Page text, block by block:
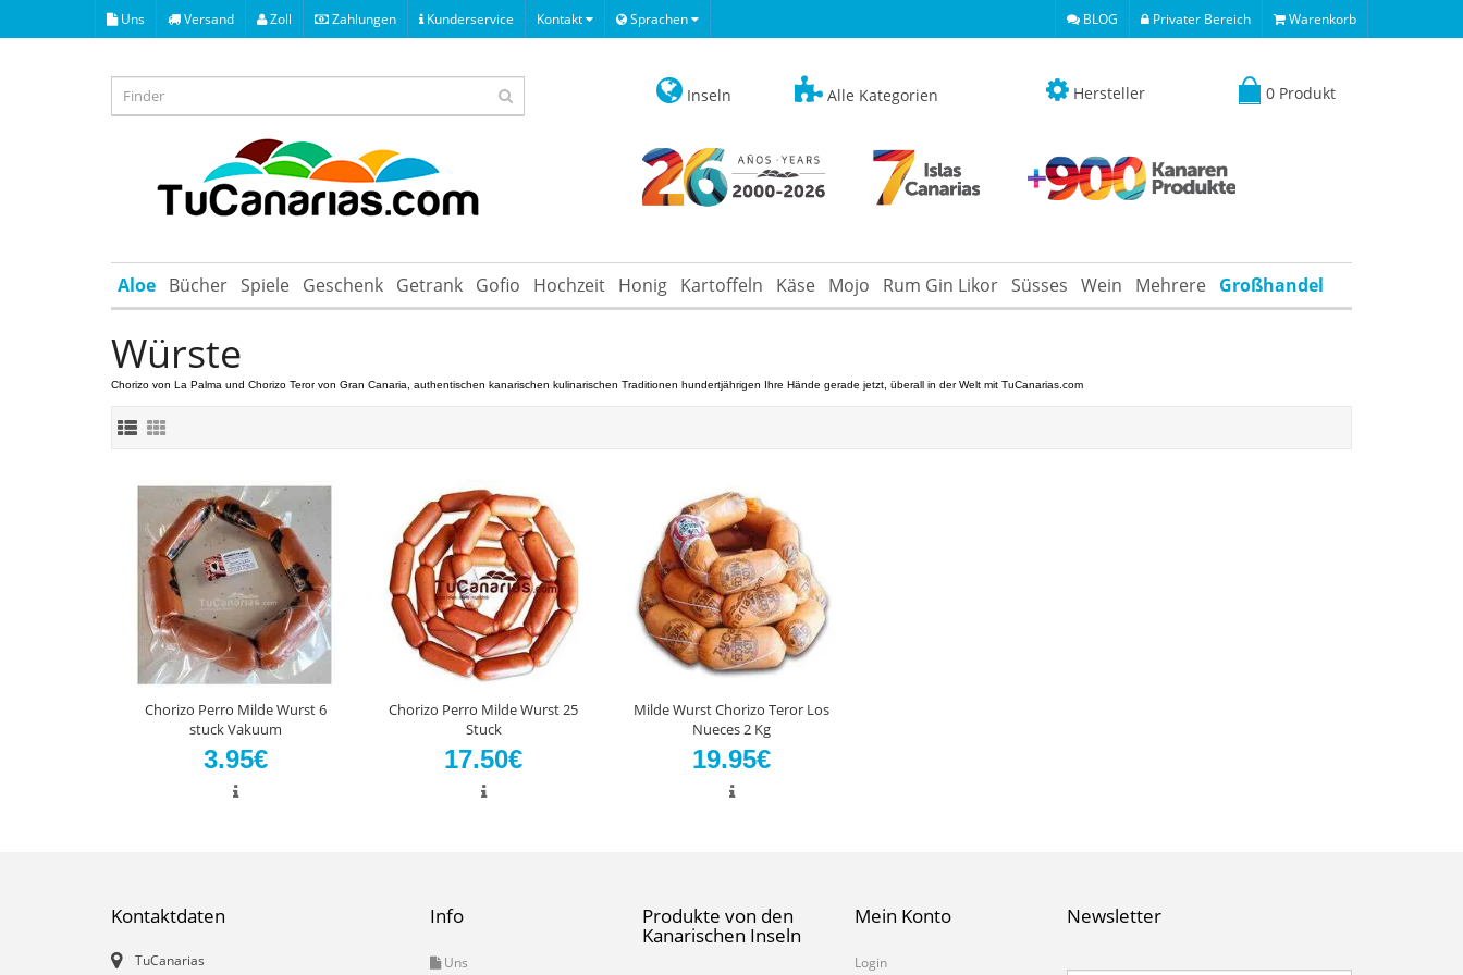
Uns Versand Zoll Zahlungen Kunderservice Kontakt Sprachen BLOG Privater Bereich Warenkorb
Inseln Alle Kategorien Hersteller 0 Produkt
Aloe Bücher Spiele Geschenk Getrank Gofio Hochzeit Honig Kartoffeln Käse Mojo Rum Gin Likor Süsses Wein Mehrere Großhandel
Würste
Chorizo von La Palma und Chorizo ​​Teror von Gran Canaria , authentischen kanarischen kulinarischen Traditionen hundertjährigen Ihre Hände gerade jetzt, überall in der Welt mit TuCanarias.com
Chorizo Perro Milde Wurst 6
stuck Vakuum
3.95€
Chorizo Perro Milde Wurst 25
Stuck
17.50€
Milde Wurst Chorizo Teror Los
Nueces 2 Kg
19.95€
Kontaktdaten
TuCanarias
Info
Uns
Produkte von den
Kanarischen Inseln
Mein Konto
Login
Newsletter